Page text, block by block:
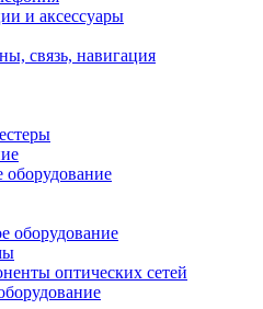
и аксессуары
связь, навигация
оборудование
оборудование
оптических сетей